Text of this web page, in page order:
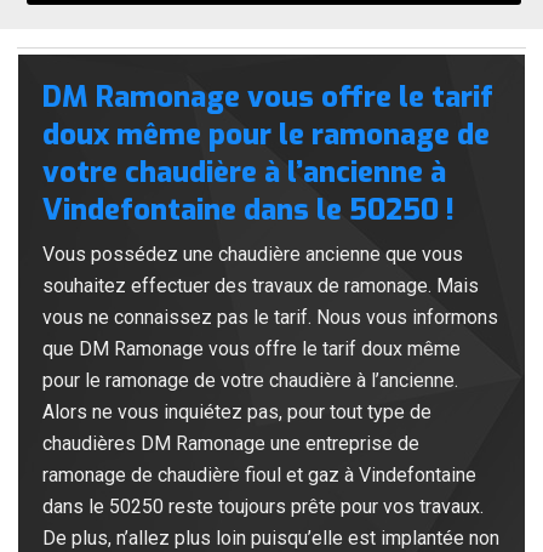
DM Ramonage vous offre le tarif
doux même pour le ramonage de
votre chaudière à l’ancienne à
Vindefontaine dans le 50250 !
Vous possédez une chaudière ancienne que vous
souhaitez effectuer des travaux de ramonage. Mais
vous ne connaissez pas le tarif. Nous vous informons
que DM Ramonage vous offre le tarif doux même
pour le ramonage de votre chaudière à l’ancienne.
Alors ne vous inquiétez pas, pour tout type de
chaudières DM Ramonage une entreprise de
ramonage de chaudière fioul et gaz à Vindefontaine
dans le 50250 reste toujours prête pour vos travaux.
De plus, n’allez plus loin puisqu’elle est implantée non